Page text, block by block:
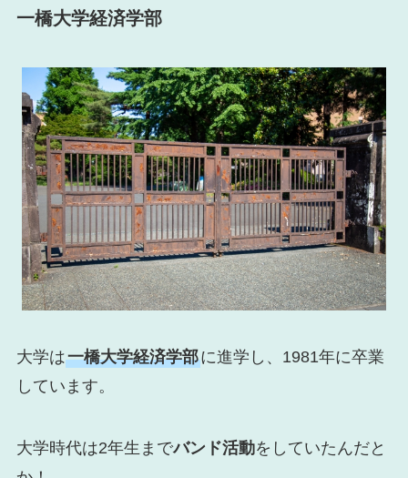
一橋大学経済学部
大学は一橋大学経済学部に進学し、1981年に卒業
しています。
大学時代は2年生までバンド活動をしていたんだと